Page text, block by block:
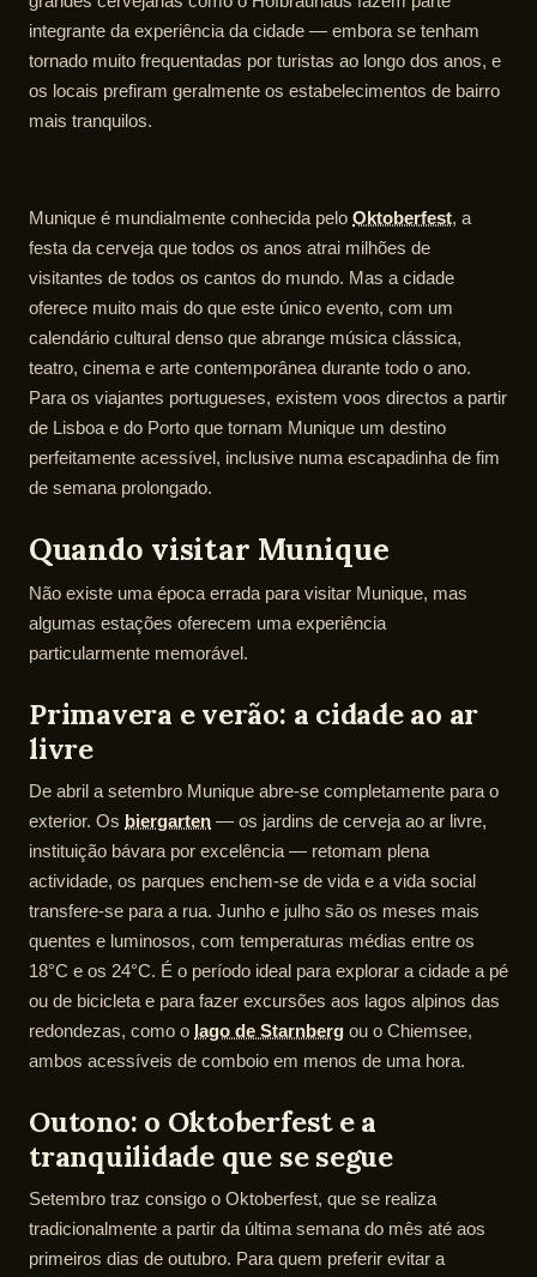
integrante da experiência da cidade — embora se tenham
tornado muito frequentadas por turistas ao longo dos anos, e
os locais prefiram geralmente os estabelecimentos de bairro
mais tranquilos.
Munique é mundialmente conhecida pelo Oktoberfest, a
festa da cerveja que todos os anos atrai milhões de
visitantes de todos os cantos do mundo. Mas a cidade
oferece muito mais do que este único evento, com um
calendário cultural denso que abrange música clássica,
teatro, cinema e arte contemporânea durante todo o ano.
Para os viajantes portugueses, existem voos directos a partir
de Lisboa e do Porto que tornam Munique um destino
perfeitamente acessível, inclusive numa escapadinha de fim
de semana prolongado.
Quando visitar Munique
Não existe uma época errada para visitar Munique, mas
algumas estações oferecem uma experiência
particularmente memorável.
Primavera e verão: a cidade ao ar
livre
De abril a setembro Munique abre-se completamente para o
exterior. Os biergarten — os jardins de cerveja ao ar livre,
instituição bávara por excelência — retomam plena
actividade, os parques enchem-se de vida e a vida social
transfere-se para a rua. Junho e julho são os meses mais
quentes e luminosos, com temperaturas médias entre os
18°C e os 24°C. É o período ideal para explorar a cidade a pé
ou de bicicleta e para fazer excursões aos lagos alpinos das
redondezas, como o lago de Starnberg ou o Chiemsee,
ambos acessíveis de comboio em menos de uma hora.
Outono: o Oktoberfest e a
tranquilidade que se segue
Setembro traz consigo o Oktoberfest, que se realiza
tradicionalmente a partir da última semana do mês até aos
primeiros dias de outubro. Para quem preferir evitar a